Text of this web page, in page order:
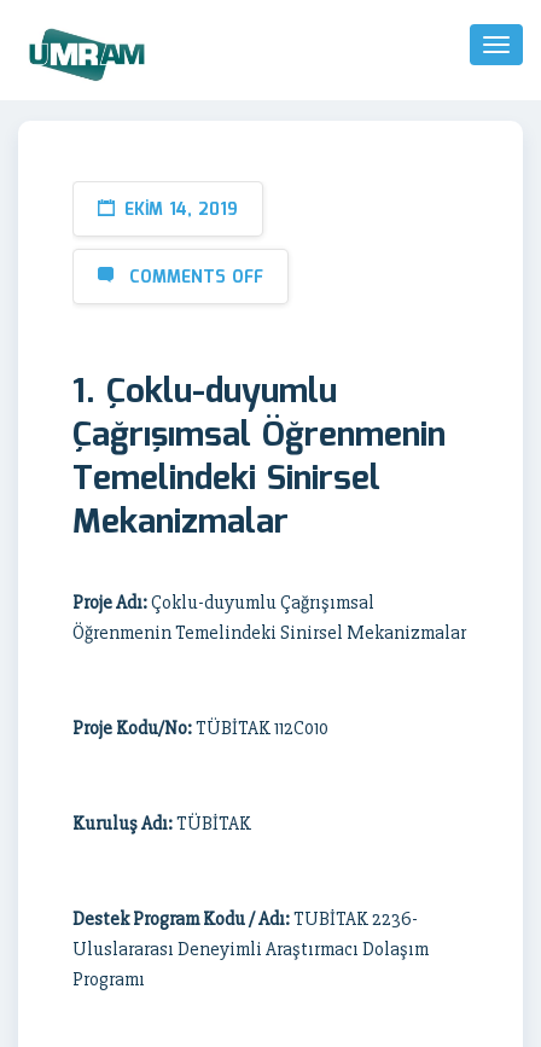
Toggle
EKIM 14, 2019
COMMENTS OFF
1. Çoklu-duyumlu
Çağrışımsal Öğrenmenin
Temelindeki Sinirsel
Mekanizmalar
Proje Adı:Çoklu-duyumlu Çağrışımsal
Öğrenmenin Temelindeki Sinirsel Mekanizmalar
Proje Kodu/No:TÜBİTAK 112C010
Kuruluş Adı:TÜBİTAK
Destek Program Kodu / Adı:TUBİTAK 2236-
Uluslararası Deneyimli Araştırmacı Dolaşım
Programı